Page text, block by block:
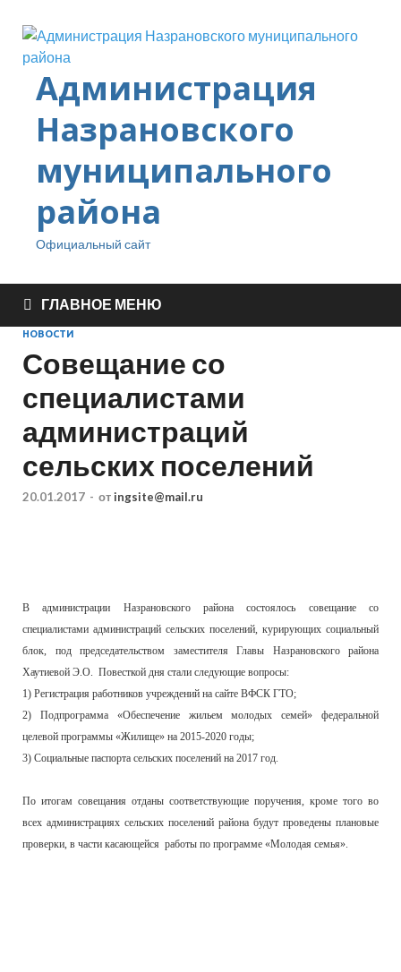
Администрация
Назрановского
муниципального
района
Официальный сайт
ГЛАВНОЕ МЕНЮ
НОВОСТИ
Совещание со
специалистами
администраций
сельских поселений
20.01.2017 - от ingsite@mail.ru
В администрации Назрановского района состоялось совещание со
специалистами администраций сельских поселений, курирующих социальный
блок, под председательством заместителя Главы Назрановского района
Хаутиевой Э.О. Повесткой дня стали следующие вопросы:
1) Регистрация работников учреждений на сайте ВФСК ГТО;
2) Подпрограмма «Обеспечение жильем молодых семей» федеральной
целевой программы «Жилище» на 2015-2020 годы;
3) Социальные паспорта сельских поселений на 2017 год.
По итогам совещания отданы соответствующие поручения, кроме того во
всех администрациях сельских поселений района будут проведены плановые
проверки, в части касающейся работы по программе «Молодая семья».